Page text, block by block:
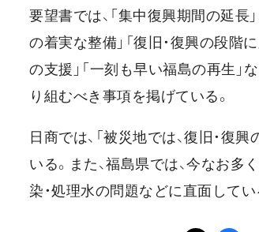
要望書では、「集中復興期間の延長
の着実な整備」「復旧・復興の段階
の支援」「一刻も早い福島の再生
り組むべき事項を掲げている。
日商では、「被災地では、復旧・
いる。また、福島県では、今なお
染・処理水の問題などに直面してい